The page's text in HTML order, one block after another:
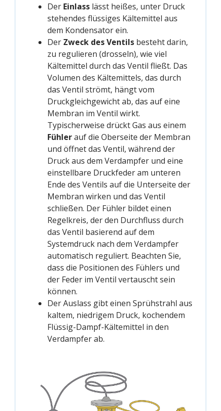
Der Einlass lässt heißes, unter Druck
stehendes flüssiges Kältemittel aus
dem Kondensator ein.
Der Zweck des Ventils besteht darin,
zu regulieren (drosseln), wie viel
Kältemittel durch das Ventil fließt. Das
Volumen des Kältemittels, das durch
das Ventil strömt, hängt vom
Druckgleichgewicht ab, das auf eine
Membran im Ventil wirkt.
Typischerweise drückt Gas aus einem
Fühlerauf die Oberseite der Membran
und öffnet das Ventil, während der
Druck aus dem Verdampfer und eine
einstellbare Druckfeder am unteren
Ende des Ventils auf die Unterseite der
Membran wirken und das Ventil
schließen. Der Fühler bildet einen
Regelkreis, der den Durchfluss durch
das Ventil basierend auf dem
Systemdruck nach dem Verdampfer
automatisch reguliert. Beachten Sie,
dass die Positionen des Fühlers und
der Feder im Ventil vertauscht sein
können.
Der Auslass gibt einen Sprühstrahl aus
kaltem, niedrigem Druck, kochendem
Flüssig-Dampf-Kältemittel in den
Verdampfer ab.